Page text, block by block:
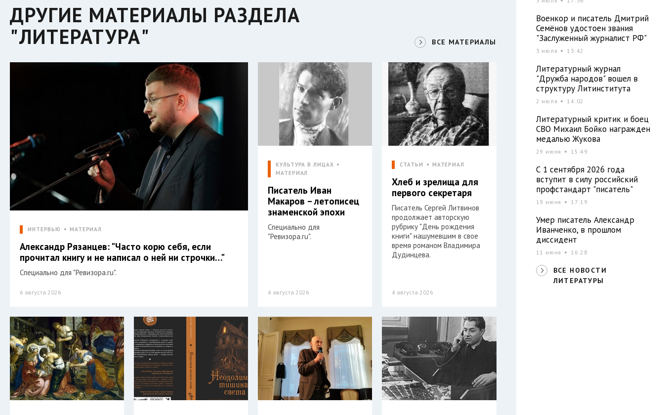
ДРУГИЕ МАТЕРИАЛЫ РАЗДЕЛА
"ЛИТЕРАТУРА"
ВСЕ МАТЕРИАЛЫ
ИНТЕРВЬЮ МАТЕРИАЛ
Александр Рязанцев: "Часто корю себя, если
прочитал книгу и не написал о ней ни строчки…"
Специально для "Ревизора.ru".
6 августа 2026
КУЛЬТУРА В ЛИЦАХ
МАТЕРИАЛ
Писатель Иван
Макаров – летописец
знаменской эпохи
Специально для
"Ревизора.ru".
4 августа 2026
СТАТЬИ МАТЕРИАЛ
Хлеб и зрелища для
первого секретаря
Писатель Сергей Литвинов
продолжает авторскую
рубрику "День рождения
книги" нашумевшим в свое
время романом Владимира
Дудинцева.
4 августа 2026
Военкор и писатель Дмитрий
Семёнов удостоен звания
"Заслуженный журналист РФ"
3 июля 13:42
Литературный журнал
"Дружба народов" вошел в
структуру Литинститута
2 июля 14:02
Литературный критик и боец
СВО Михаил Бойко награжден
медалью Жукова
29 июня 15:49
С 1 сентября 2026 года
вступит в силу российский
профстандарт "писатель"
19 июня 17:19
Умер писатель Александр
Иванченко, в прошлом
диссидент
11 июня 16:28
ВСЕ НОВОСТИ
ЛИТЕРАТУРЫ